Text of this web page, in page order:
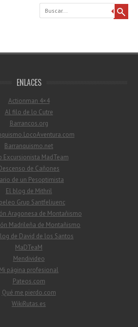
Buscar
ENLACES
Actionman 4×4
Al filo de lo Cutre
Barrancos.org
Barranquismo.net
Excursionista MadTeam
de Cañones
de un Pesoptimista
El blog de Mithril
Grup Santfeliuenc
Aragonesa de Montañismo
Madrileña de Montañismo
de David de los Santos
MaDTeaM
Mendivideo
Mi página profesional
Pateos.com
Qué me pierdo.com
WikiRutas.es